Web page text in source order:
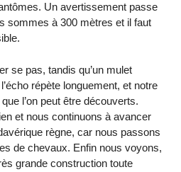
Un avertissement passe
sommes à 300 mètres et il faut
se pas, tandis qu’un mulet
répète longuement, et notre
l’on peut être découverts.
et nous continuons à avancer
règne, car nous passons
de chevaux. Enfin nous voyons,
grande construction toute